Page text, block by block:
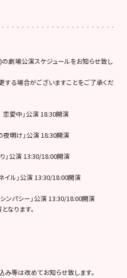
劇場公演スケジュールをお知らせ致し
する場合がございますことをご了承くだ
愛中」公演 18:30開演
夜明け」公演 18:30開演
」公演 13:30/18:00開演
イル」公演 13:30/18:00開演
ンパシー」公演 13:30/18:00開演
なります。
み等は改めてお知らせ致します。